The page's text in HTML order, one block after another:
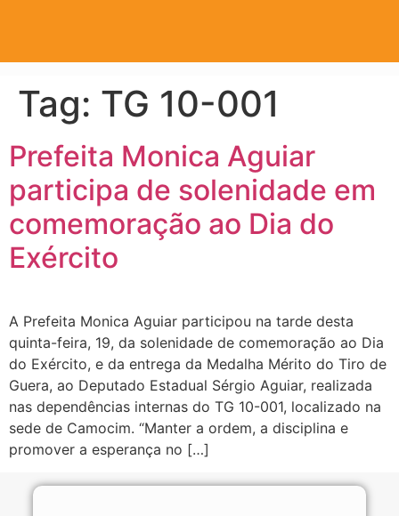
Tag: TG 10-001
Prefeita Monica Aguiar
participa de solenidade em
comemoração ao Dia do
Exército
A Prefeita Monica Aguiar participou na tarde desta
quinta-feira, 19, da solenidade de comemoração ao Dia
do Exército, e da entrega da Medalha Mérito do Tiro de
Guera, ao Deputado Estadual Sérgio Aguiar, realizada
nas dependências internas do TG 10-001, localizado na
sede de Camocim. “Manter a ordem, a disciplina e
promover a esperança no […]